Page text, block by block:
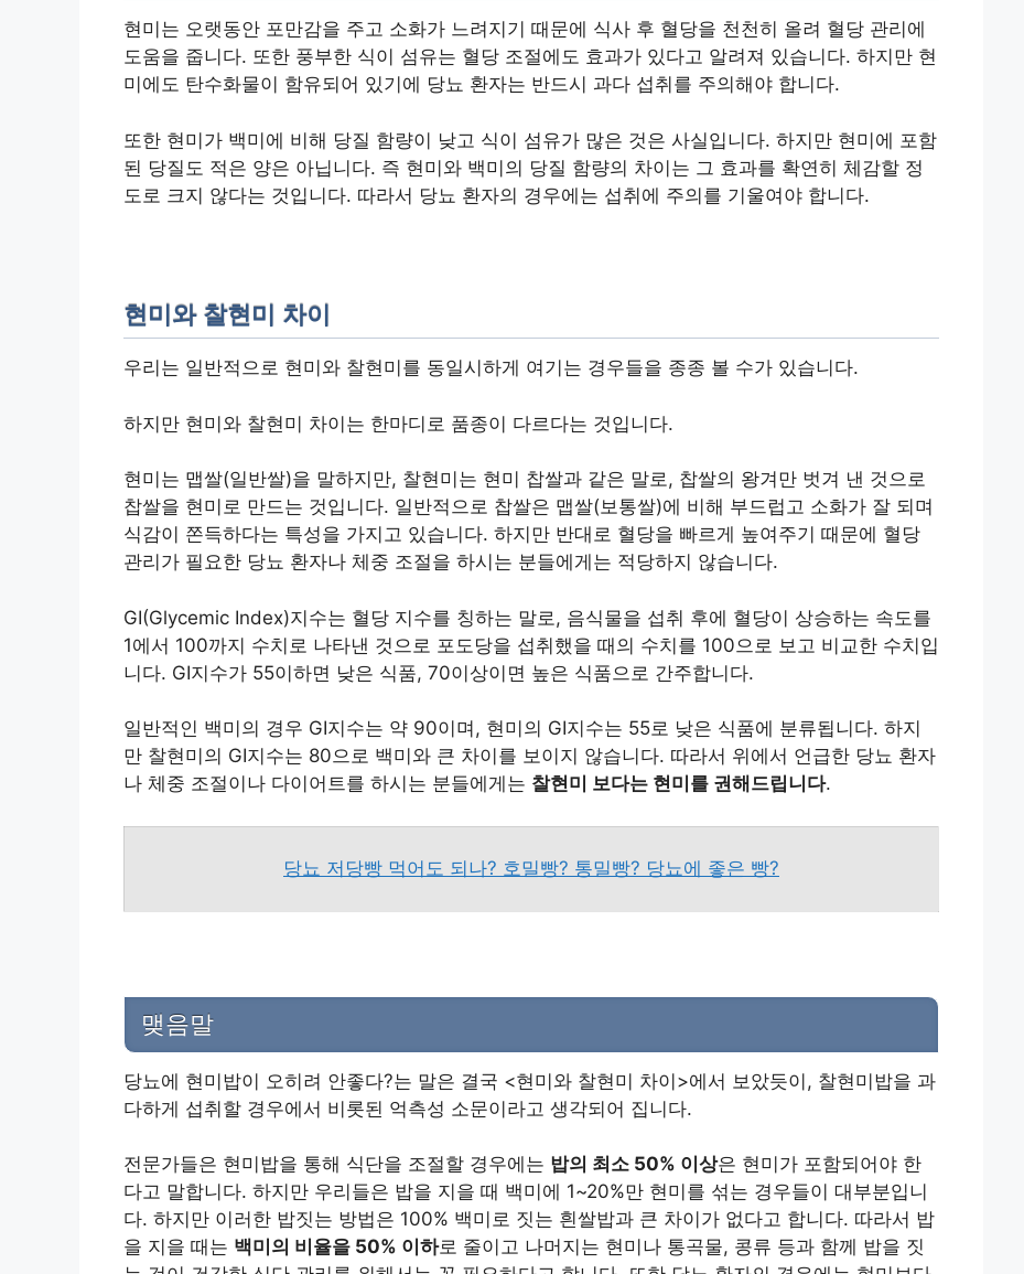
현미는 오랫동안 포만감을 주고 소화가 느려지기 때문에 식사 후 혈당을 천천히 올려 혈당 관리에
도움을 줍니다. 또한 풍부한 식이 섬유는 혈당 조절에도 효과가 있다고 알려져 있습니다. 하지만 현
미에도 탄수화물이 함유되어 있기에 당뇨 환자는 반드시 과다 섭취를 주의해야 합니다.
또한 현미가 백미에 비해 당질 함량이 낮고 식이 섬유가 많은 것은 사실입니다. 하지만 현미에 포함
된 당질도 적은 양은 아닙니다. 즉 현미와 백미의 당질 함량의 차이는 그 효과를 확연히 체감할 정
도로 크지 않다는 것입니다. 따라서 당뇨 환자의 경우에는 섭취에 주의를 기울여야 합니다.
현미와 찰현미 차이
우리는 일반적으로 현미와 찰현미를 동일시하게 여기는 경우들을 종종 볼 수가 있습니다.
하지만 현미와 찰현미 차이는 한마디로 품종이 다르다는 것입니다.
현미는 맵쌀(일반쌀)을 말하지만, 찰현미는 현미 찹쌀과 같은 말로, 찹쌀의 왕겨만 벗겨 낸 것으로
찹쌀을 현미로 만드는 것입니다. 일반적으로 찹쌀은 맵쌀(보통쌀)에 비해 부드럽고 소화가 잘 되며
식감이 쫀득하다는 특성을 가지고 있습니다. 하지만 반대로 혈당을 빠르게 높여주기 때문에 혈당
관리가 필요한 당뇨 환자나 체중 조절을 하시는 분들에게는 적당하지 않습니다.
GI(Glycemic Index)지수는 혈당 지수를 칭하는 말로, 음식물을 섭취 후에 혈당이 상승하는 속도를
1에서 100까지 수치로 나타낸 것으로 포도당을 섭취했을 때의 수치를 100으로 보고 비교한 수치입
니다. GI지수가 55이하면 낮은 식품, 70이상이면 높은 식품으로 간주합니다.
일반적인 백미의 경우 GI지수는 약 90이며, 현미의 GI지수는 55로 낮은 식품에 분류됩니다. 하지
만 찰현미의 GI지수는 80으로 백미와 큰 차이를 보이지 않습니다. 따라서 위에서 언급한 당뇨 환자
나 체중 조절이나 다이어트를 하시는 분들에게는 찰현미 보다는 현미를 권해드립니다.
당뇨 저당빵 먹어도 되나? 호밀빵? 통밀빵? 당뇨에 좋은 빵?
맺음말
당뇨에 현미밥이 오히려 안좋다?는 말은 결국 <현미와 찰현미 차이>에서 보았듯이, 찰현미밥을 과
다하게 섭취할 경우에서 비롯된 억측성 소문이라고 생각되어 집니다.
전문가들은 현미밥을 통해 식단을 조절할 경우에는 밥의 최소 50% 이상은 현미가 포함되어야 한
다고 말합니다. 하지만 우리들은 밥을 지을 때 백미에 1~20%만 현미를 섞는 경우들이 대부분입니
다. 하지만 이러한 밥짓는 방법은 100% 백미로 짓는 흰쌀밥과 큰 차이가 없다고 합니다. 따라서 밥
을 지을 때는 백미의 비율을 50% 이하로 줄이고 나머지는 현미나 통곡물, 콩류 등과 함께 밥을 짓